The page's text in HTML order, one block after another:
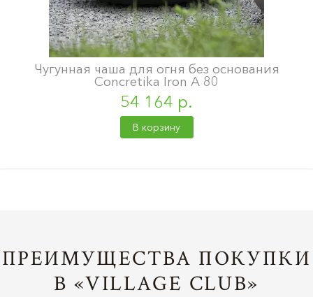
Чугунная чаша для огня без основания
Concretika Iron A 80
54 164 р.
В корзину
ПРЕИМУЩЕСТВА ПОКУПКИ
В «VILLAGE CLUB»